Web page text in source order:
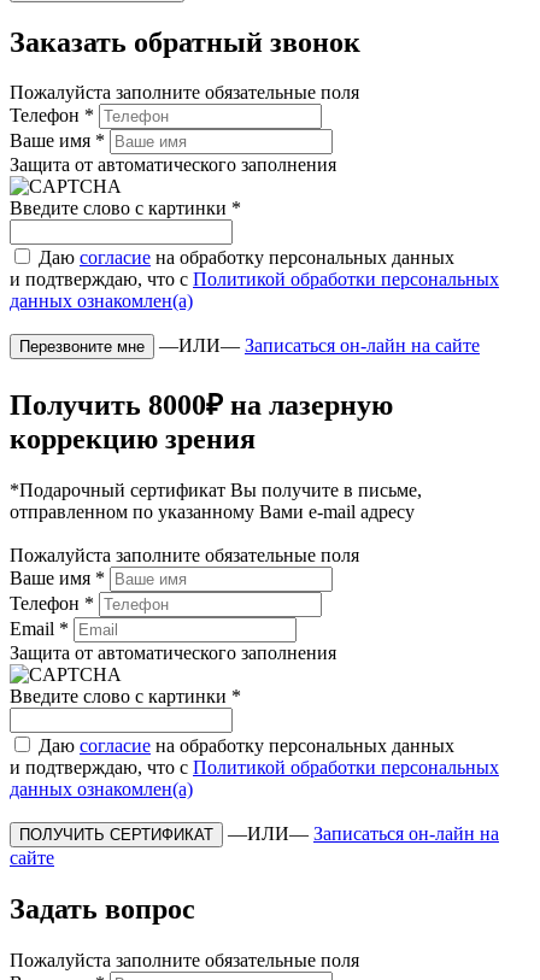
Заказать обратный звонок
Пожалуйста заполните обязательные поля
Телефон *
Ваше имя *
Защита от автоматического заполнения
Введите слово с картинки *
Даю согласие на обработку персональных данных
и подтверждаю, что с Политикой обработки персональных
данных ознакомлен(а)
—ИЛИ— Записаться он-лайн на сайте
Получить 8000₽ на лазерную
коррекцию зрения
*Подарочный сертификат Вы получите в письме,
отправленном по указанному Вами e-mail адресу
Пожалуйста заполните обязательные поля
Ваше имя *
Телефон *
Email *
Защита от автоматического заполнения
Введите слово с картинки *
Даю согласие на обработку персональных данных
и подтверждаю, что с Политикой обработки персональных
данных ознакомлен(а)
—ИЛИ— Записаться он-лайн на
сайте
Задать вопрос
Пожалуйста заполните обязательные поля